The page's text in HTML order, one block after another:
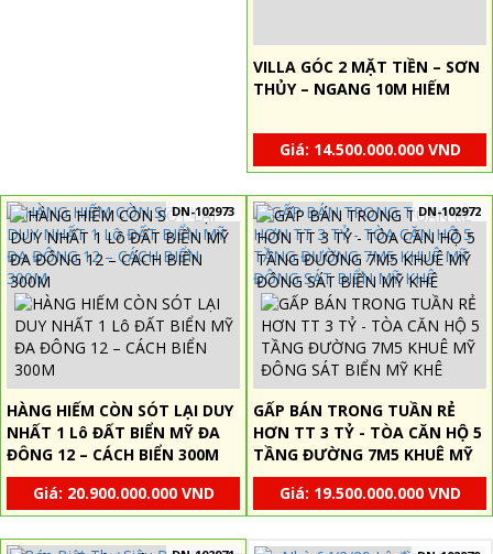
VILLA GÓC 2 MẶT TIỀN – SƠN
THỦY – NGANG 10M HIẾM
Giá: 14.500.000.000 VND
DN-102973
HÀNG HIẾM CÒN SÓT LẠI DUY
NHẤT 1 Lô ĐẤT BIỂN MỸ ĐA
ĐÔNG 12 – CÁCH BIỂN 300M
Giá: 20.900.000.000 VND
DN-102972
GẤP BÁN TRONG TUẦN RẺ
HƠN TT 3 TỶ - TÒA CĂN HỘ 5
TẦNG ĐƯỜNG 7M5 KHUÊ MỸ
ĐÔNG SÁT BIỂN MỸ KHÊ
Giá: 19.500.000.000 VND